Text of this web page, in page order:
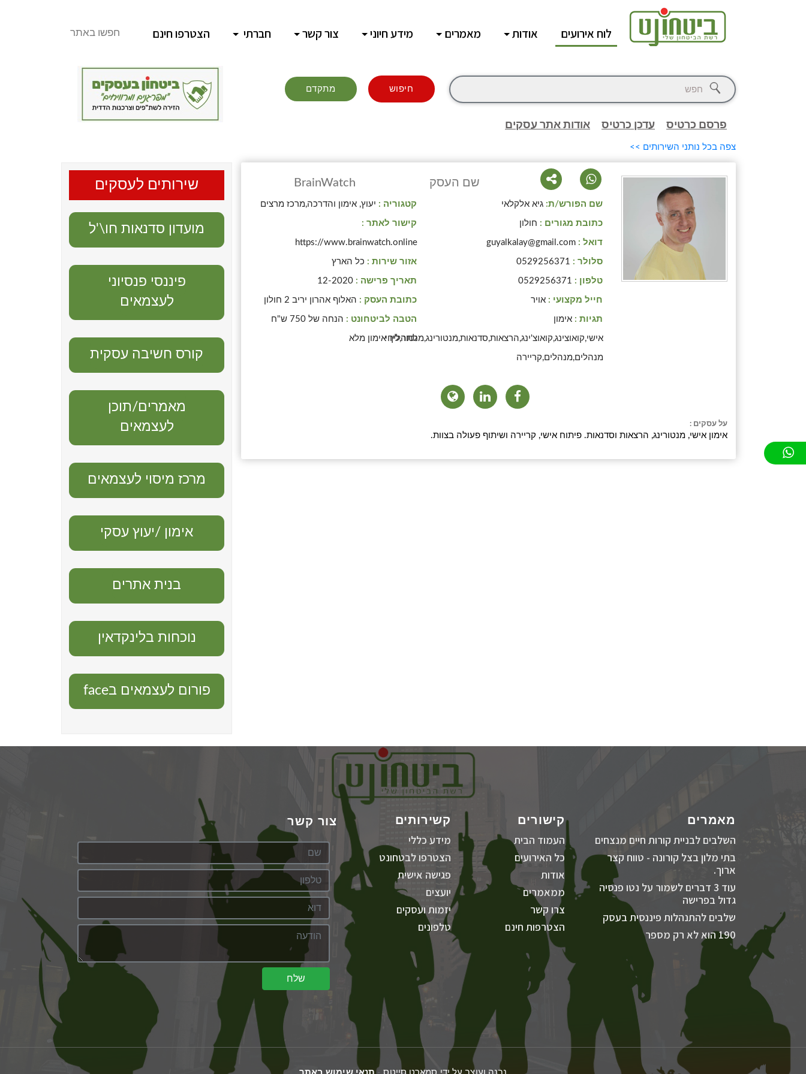
לוח אירועים אודות מאמרים מידע חיוני צור קשר חברתי הצטרפו חינם חפשו באתר
חיפוש מתקדם
פרסם כרטיס עדכן כרטיס אודות אתר עסקים
צפה בכל נותני השירותים >>
שם העסק BrainWatch
שם הפורש/ת: גיא אלקלאי
כתובת מגורים : חולון
דואל : guyalkalay@gmail.com
סלולר : 0529256371
טלפון : 0529256371
חייל מקצועי : אויר
תגיות : אימון
אישי,קואוצינג,קואוצ'ינג,הרצאות,סדנאות,מנטורינג,מנטור,ליווי
מנהלים,מנהלים,קריירה
קטגוריה : יעוץ, אימון והדרכה,מרכז מרצים
קישור לאתר :
https://www.brainwatch.online
אזור שירות : כל הארץ
תאריך פרישה : 12-2020
כתובת העסק : האלוף אהרון יריב 2 חולון
הטבה לביטחונט : הנחה של 750 ש"ח
לתהליך אימון מלא
על עסקים :
אימון אישי, מנטורינג, הרצאות וסדנאות. פיתוח אישי, קריירה ושיתוף פעולה בצוות.
שירותים לעסקים
מועדון סדנאות חו\'ל
פיננסי פנסיוני
לעצמאים
קורס חשיבה עסקית
מאמרים/תוכן
לעצמאים
מרכז מיסוי לעצמאים
אימון /יעוץ עסקי
בנית אתרים
נוכחות בלינקדאין
פורום לעצמאים בface
מאמרים
השלבים לבניית קורות חיים מנצחים
בתי מלון בצל קורונה - טווח קצר
ארוך.
עוד 3 דברים לשמור על נטו פנסיה
גדול בפרישה
שלבים להתנהלות פיננסית בעסק
190 הוא לא רק מספר
קישורים
העמוד הבית
כל האירועים
אודות
ממאמרים
צרו קשר
הצטרפות חינם
קשירותים
מידע כללי
הצטרפו לבטחונט
פגישה אישית
יועצים
יזמות ועסקים
טלפונים
צור קשר
שלח